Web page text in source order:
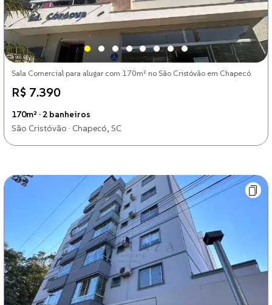
Sala Comercial para alugar com 170m² no São Cristóvão em Chapecó
R$ 7.390
170m² · 2 banheiros
São Cristóvão · Chapecó, SC